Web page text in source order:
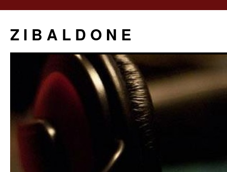
Z I B A L D O N E